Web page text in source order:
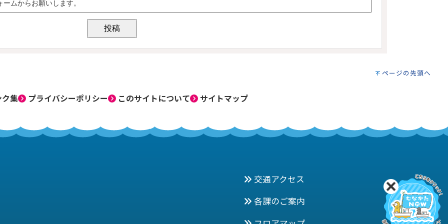
ページの先頭へ
集 プライバシーポリシー このサイトについて サイトマップ
交通アクセス
各課のご案内